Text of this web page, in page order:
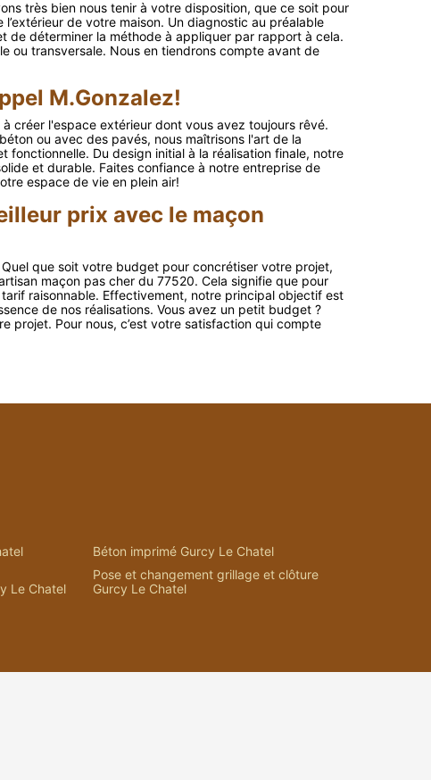
très bien nous tenir à votre disposition, que ce soit pour
de votre maison. Un diagnostic au préalable
de déterminer la méthode à appliquer par rapport à cela.
ou transversale. Nous en tiendrons compte avant de
M.Gonzalez!
créer l'espace extérieur dont vous avez toujours rêvé.
ou avec des pavés, nous maîtrisons l'art de la
Du design initial à la réalisation finale, notre
et durable. Faites confiance à notre entreprise de
espace de vie en plein air!
prix avec le maçon
que soit votre budget pour concrétiser votre projet,
maçon pas cher du 77520. Cela signifie que pour
raisonnable. Effectivement, notre principal objectif est
de nos réalisations. Vous avez un petit budget ?
projet. Pour nous, c’est votre satisfaction qui compte
Béton imprimé Gurcy Le Chatel
Le Chatel
Pose et changement grillage et clôture
Gurcy Le Chatel